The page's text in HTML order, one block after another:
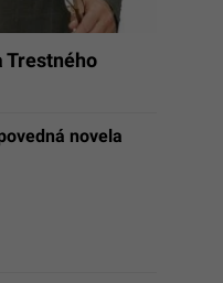
Trestného
novela